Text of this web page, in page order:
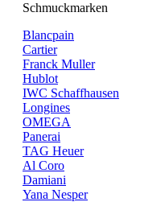
Schmuckmarken
Blancpain
Cartier
Franck Muller
Hublot
IWC Schaffhausen
Longines
OMEGA
Panerai
TAG Heuer
Al Coro
Damiani
Yana Nesper